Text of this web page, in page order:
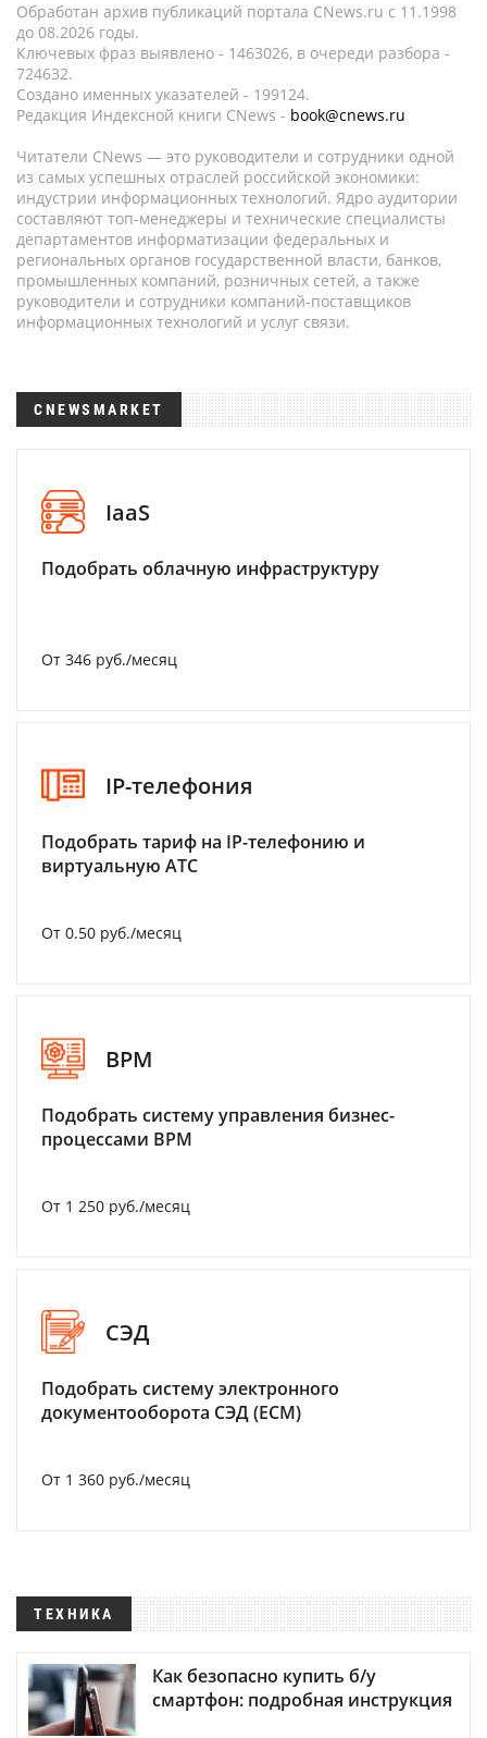
Обработан архив публикаций портала CNews.ru c 11.1998
до 08.2026 годы.
Ключевых фраз выявлено - 1463026, в очереди разбора -
724632.
Создано именных указателей - 199124.
Редакция Индексной книги CNews - book@cnews.ru
Читатели CNews — это руководители и сотрудники одной
из самых успешных отраслей российской экономики:
индустрии информационных технологий. Ядро аудитории
составляют топ-менеджеры и технические специалисты
департаментов информатизации федеральных и
региональных органов государственной власти, банков,
промышленных компаний, розничных сетей, а также
руководители и сотрудники компаний-поставщиков
информационных технологий и услуг связи.
CNEWSMARKET
IaaS
Подобрать облачную инфраструктуру
От 346 руб./месяц
IP-телефония
Подобрать тариф на IP-телефонию и
виртуальную АТС
От 0.50 руб./месяц
BPM
Подобрать систему управления бизнес-
процессами BPM
От 1 250 руб./месяц
СЭД
Подобрать систему электронного
документооборота СЭД (ECM)
От 1 360 руб./месяц
ТЕХНИКА
Как безопасно купить б/у
смартфон: подробная инструкция